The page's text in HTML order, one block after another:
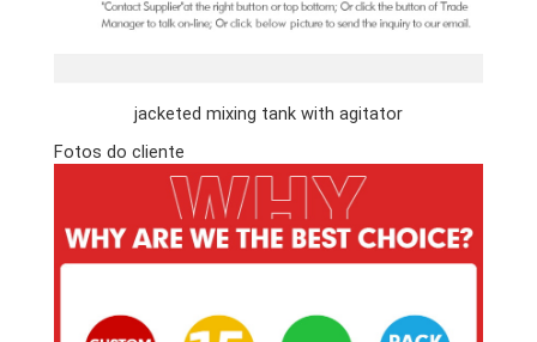
jacketed mixing tank with agitator
Fotos do cliente